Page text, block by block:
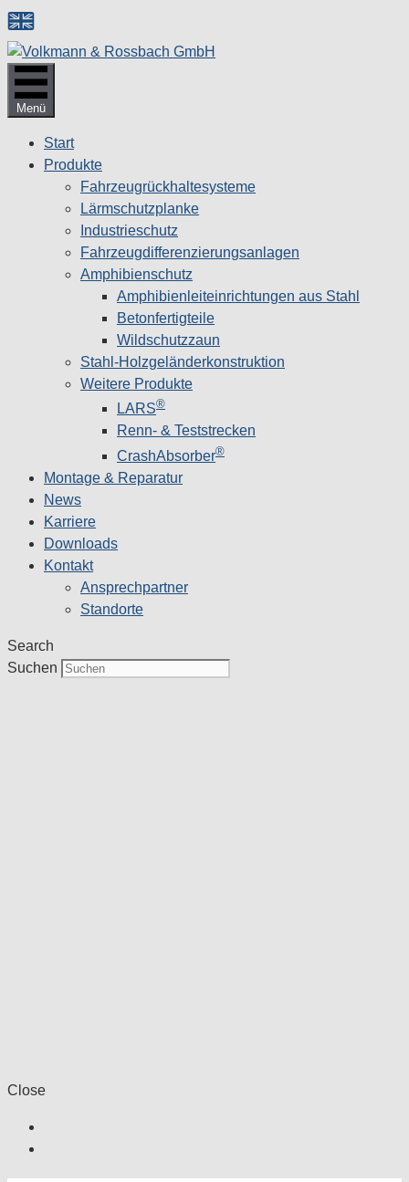
Zum
Inhalt
springen
Menü
Start
Produkte
Fahrzeugrückhaltesysteme
Lärmschutzplanke
Industrieschutz
Fahrzeug­differenzierungsanlagen
Amphibienschutz
Amphibienleiteinrichtungen aus Stahl
Betonfertigteile
Wildschutzzaun
Stahl-Holzgeländerkonstruktion
Weitere Produkte
LARS®
Renn- & Teststrecken
CrashAbsorber®
Montage & Reparatur
News
Karriere
Downloads
Kontakt
Ansprechpartner
Standorte
Search
Suchen
Close